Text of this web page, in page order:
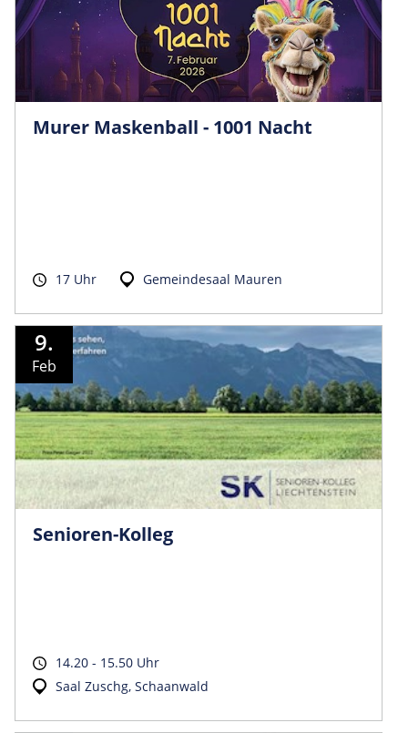
Murer Maskenball - 1001 Nacht
17 Uhr Gemeindesaal Mauren
9.
Feb
Senioren-Kolleg
14.20 - 15.50 Uhr
Saal Zuschg, Schaanwald